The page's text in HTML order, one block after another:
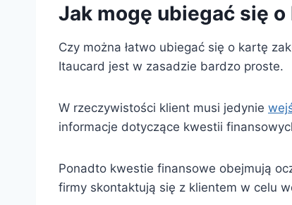
Jak mogę ubiegać się
Czy można łatwo ubiegać się o kartę
Itaucard jest w zasadzie bardzo proste.
W rzeczywistości klient musi jedynie
informacje dotyczące kwestii
Ponadto kwestie finansowe obejmują
firmy skontaktują się z klientem w celu